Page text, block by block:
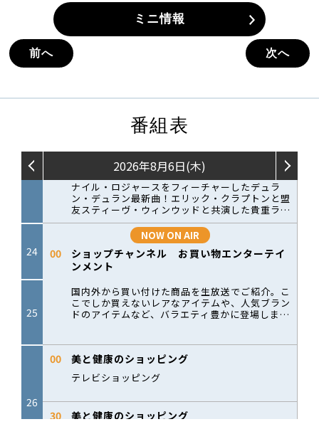
ミニ情報
前へ 次へ
番組表